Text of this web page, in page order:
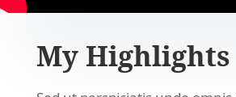
My Highlights